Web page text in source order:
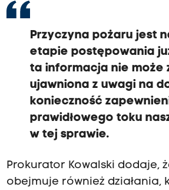
Przyczyna pożaru jest
etapie postępowania
ta informacja nie może
ujawniona z uwagi na
konieczność
prawidłowego toku
w tej sprawie.
Prokurator Kowalski dodaje,
obejmuje również działania,